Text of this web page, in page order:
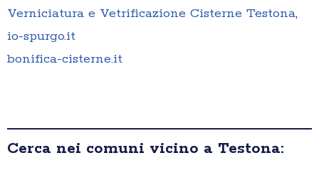
Verniciatura e Vetrificazione Cisterne Testona,
io-spurgo.it
bonifica-cisterne.it
Cerca nei comuni vicino a Testona: